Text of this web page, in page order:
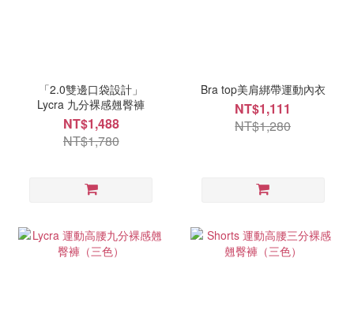
「2.0雙邊口袋設計」
Lycra 九分裸感翹臀褲
NT$1,488
NT$1,780
Bra top美肩綁帶運動內衣
NT$1,111
NT$1,280